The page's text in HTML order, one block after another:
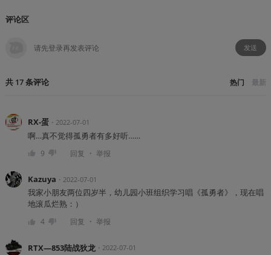
评论区
发送
共 17条评论 热门 最新
RX-蛋・ 2022-07-01
啊…真不觉得孤勇者有多好听……
9 回复 ・ 举报
Kazuya ・ 2022-07-01
我家小朋友两位四岁半，幼儿园小班组织学习唱《孤勇者》，现在唱
地滚瓜烂熟：）
4 回复 ・ 举报
RTX—853陆战狄龙・ 2022-07-01